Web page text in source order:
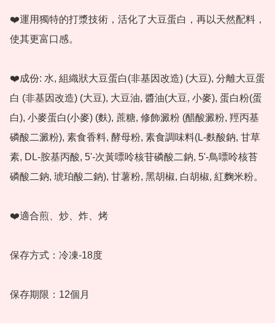
❤️運用獨特的打漿技術，活化了大豆蛋白，再以天然配料，
使其更富口感。
❤️成份: 水, 組織狀大豆蛋白(非基因改造) (大豆), 分離大豆蛋
白 (非基因改造) (大豆), 大豆油, 醬油(大豆, 小麥), 蛋白粉(蛋
白), 小麥蛋白(小麥) (麩), 蔗糖, 修飾澱粉 (醋酸澱粉, 羥丙基
磷酸二澱粉), 素食香料, 酵母粉, 素食調味料(L-麩酸鈉, 甘草
素, DL-胺基丙酸, 5'-次黃嘌呤核苷磷酸二鈉, 5'-鳥嘌呤核苔
磷酸二鈉, 琥珀酸二鈉), 甘薯粉, 黑胡椒, 白胡椒, 紅麴米粉。
❤️適合煎、炒、炸、烤
保存方式：冷凍-18度
保存期限：12個月